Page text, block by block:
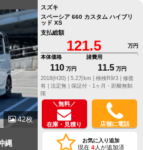
42枚
縄
スズキ
スペーシア 660 カスタム ハイブリ
ッド XS
支払総額
121.5
万円
本体価格
110 万円
諸費用
11.5 万円
2018(H30) |
5.2万km | 検検R9/3 | 修復
有 | 法定無 | 保証付・1ヶ月・距離無制
限
＼無料／
在庫・見積り 店舗に電話
お気に入り追加
現在 4人が追加済